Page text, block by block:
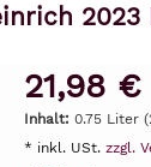
2023
21,98
Inhalt: 0.75 Liter
* inkl. USt. zzgl.